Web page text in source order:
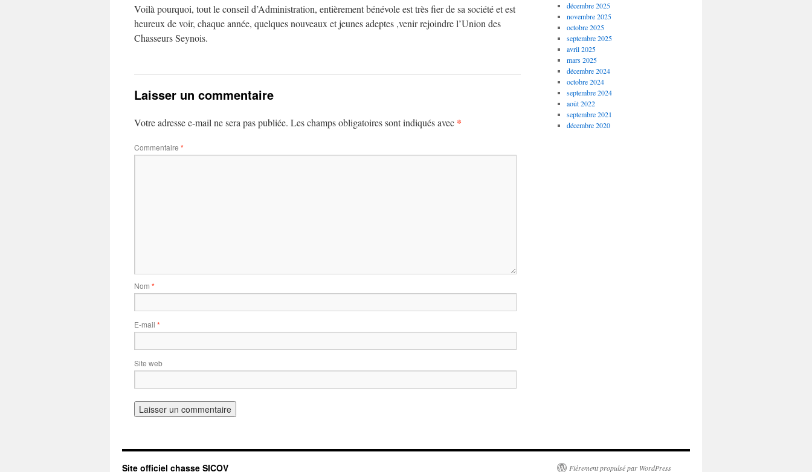
Voilà pourquoi, tout le conseil d’Administration, entièrement bénévole est très fier de sa société et est
heureux de voir, chaque année, quelques nouveaux et jeunes adeptes ,venir rejoindre l’Union des
Chasseurs Seynois.
Laisser un commentaire
Votre adresse e-mail ne sera pas publiée. Les champs obligatoires sont indiqués avec *
Commentaire *
Nom *
E-mail *
Site web
décembre 2025
novembre 2025
octobre 2025
septembre 2025
avril 2025
mars 2025
décembre 2024
octobre 2024
septembre 2024
août 2022
septembre 2021
décembre 2020
Site officiel chasse SICOV Fièrement propulsé par WordPress